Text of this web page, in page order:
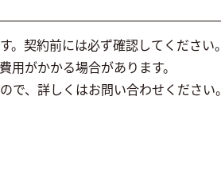
。契約前には必ず確認してください。
がかかる場合があります。
で、詳しくはお問い合わせください。